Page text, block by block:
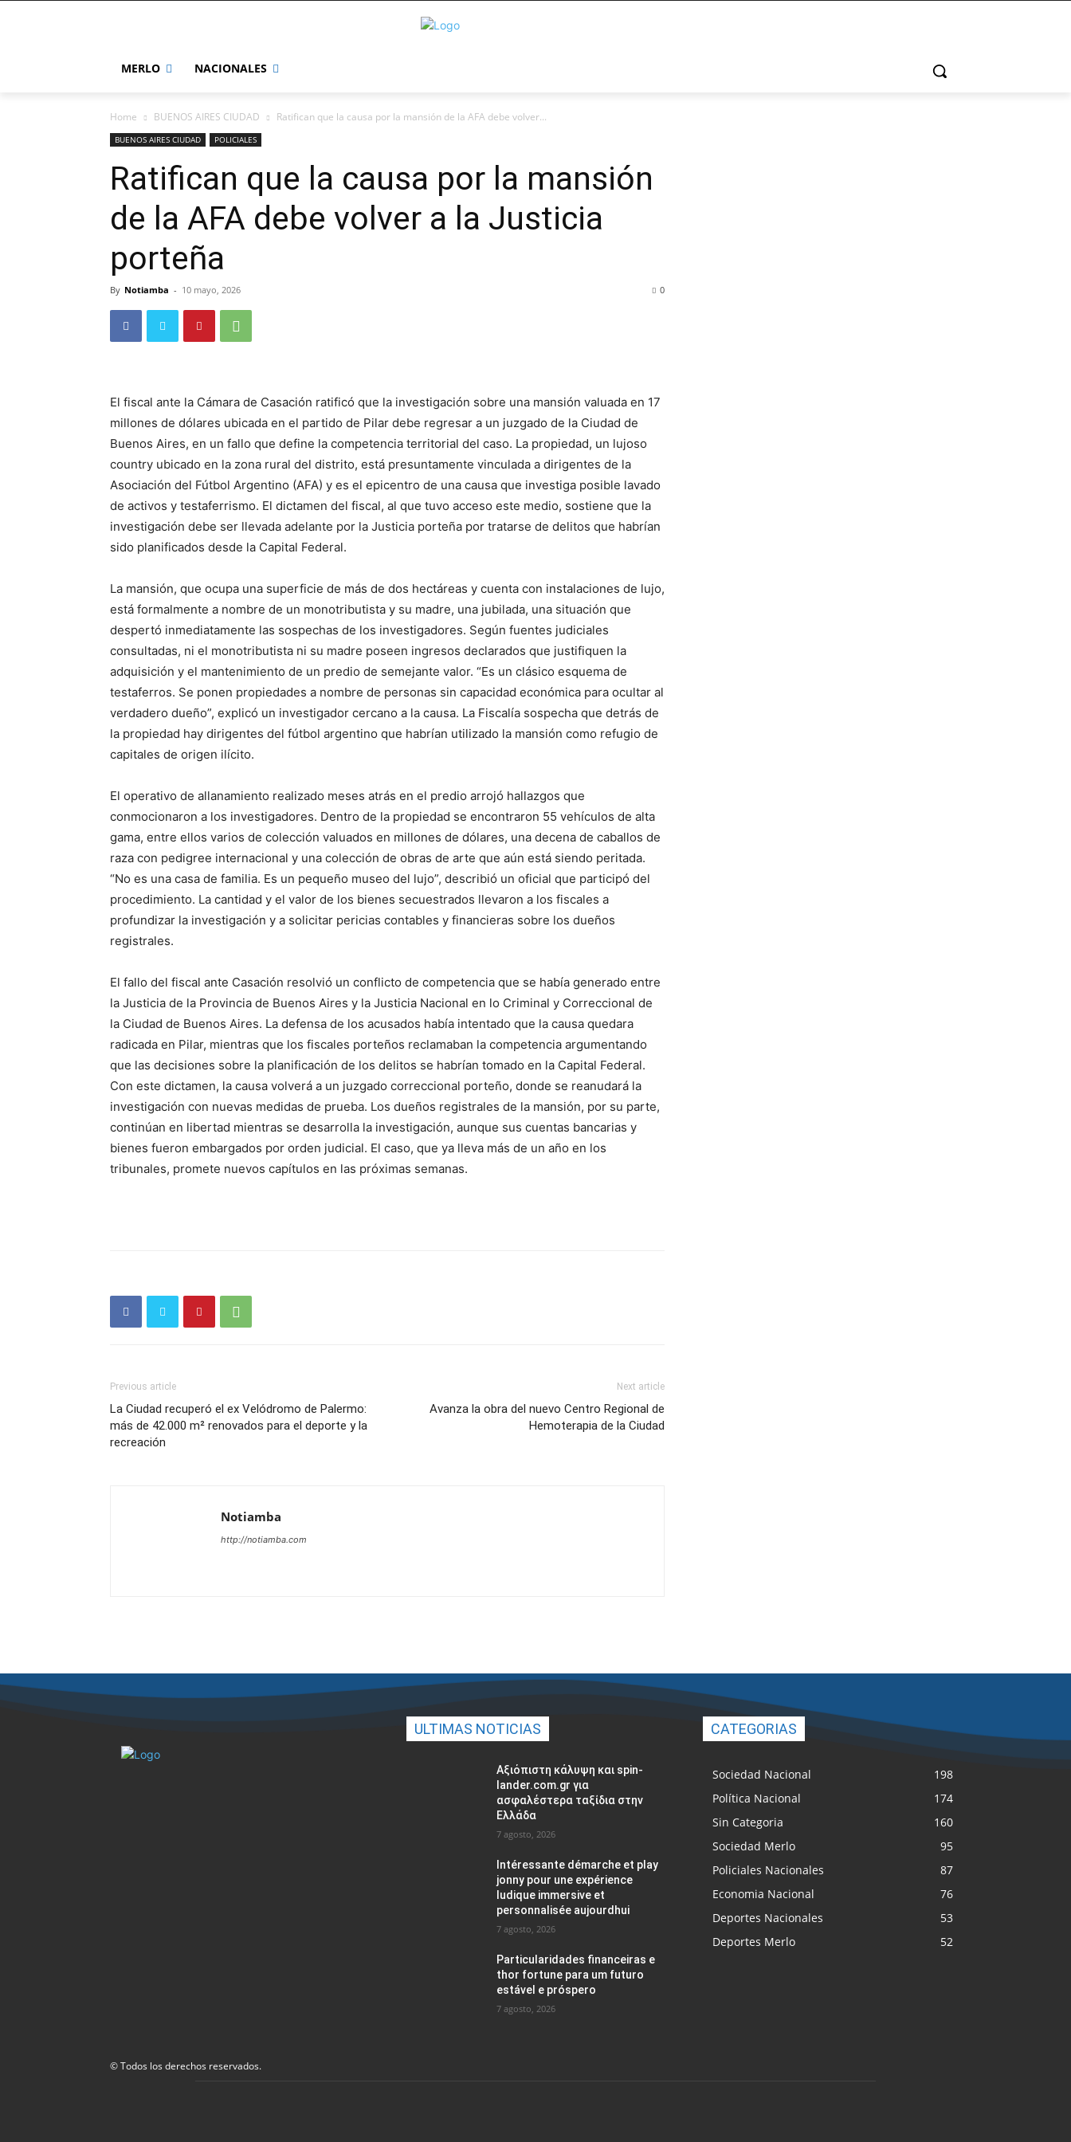
MERLO NACIONALES
Home BUENOS AIRES CIUDAD Ratifican que la causa por la mansión de la AFA debe volver...
BUENOS AIRES CIUDAD POLICIALES
Ratifican que la causa por la mansión
de la AFA debe volver a la Justicia
porteña
By Notiamba - 10 mayo, 2026 0
El fiscal ante la Cámara de Casación ratificó que la investigación sobre una mansión valuada en 17
millones de dólares ubicada en el partido de Pilar debe regresar a un juzgado de la Ciudad de
Buenos Aires, en un fallo que define la competencia territorial del caso. La propiedad, un lujoso
country ubicado en la zona rural del distrito, está presuntamente vinculada a dirigentes de la
Asociación del Fútbol Argentino (AFA) y es el epicentro de una causa que investiga posible lavado
de activos y testaferrismo. El dictamen del fiscal, al que tuvo acceso este medio, sostiene que la
investigación debe ser llevada adelante por la Justicia porteña por tratarse de delitos que habrían
sido planificados desde la Capital Federal.
La mansión, que ocupa una superficie de más de dos hectáreas y cuenta con instalaciones de lujo,
está formalmente a nombre de un monotributista y su madre, una jubilada, una situación que
despertó inmediatamente las sospechas de los investigadores. Según fuentes judiciales
consultadas, ni el monotributista ni su madre poseen ingresos declarados que justifiquen la
adquisición y el mantenimiento de un predio de semejante valor. “Es un clásico esquema de
testaferros. Se ponen propiedades a nombre de personas sin capacidad económica para ocultar al
verdadero dueño”, explicó un investigador cercano a la causa. La Fiscalía sospecha que detrás de
la propiedad hay dirigentes del fútbol argentino que habrían utilizado la mansión como refugio de
capitales de origen ilícito.
El operativo de allanamiento realizado meses atrás en el predio arrojó hallazgos que
conmocionaron a los investigadores. Dentro de la propiedad se encontraron 55 vehículos de alta
gama, entre ellos varios de colección valuados en millones de dólares, una decena de caballos de
raza con pedigree internacional y una colección de obras de arte que aún está siendo peritada.
“No es una casa de familia. Es un pequeño museo del lujo”, describió un oficial que participó del
procedimiento. La cantidad y el valor de los bienes secuestrados llevaron a los fiscales a
profundizar la investigación y a solicitar pericias contables y financieras sobre los dueños
registrales.
El fallo del fiscal ante Casación resolvió un conflicto de competencia que se había generado entre
la Justicia de la Provincia de Buenos Aires y la Justicia Nacional en lo Criminal y Correccional de
la Ciudad de Buenos Aires. La defensa de los acusados había intentado que la causa quedara
radicada en Pilar, mientras que los fiscales porteños reclamaban la competencia argumentando
que las decisiones sobre la planificación de los delitos se habrían tomado en la Capital Federal.
Con este dictamen, la causa volverá a un juzgado correccional porteño, donde se reanudará la
investigación con nuevas medidas de prueba. Los dueños registrales de la mansión, por su parte,
continúan en libertad mientras se desarrolla la investigación, aunque sus cuentas bancarias y
bienes fueron embargados por orden judicial. El caso, que ya lleva más de un año en los
tribunales, promete nuevos capítulos en las próximas semanas.
Previous article
La Ciudad recuperó el ex Velódromo de Palermo:
más de 42.000 m² renovados para el deporte y la
recreación
Next article
Avanza la obra del nuevo Centro Regional de
Hemoterapia de la Ciudad
Notiamba
http://notiamba.com
ULTIMAS NOTICIAS
Αξιόπιστη κάλυψη και spin-
lander.com.gr για
ασφαλέστερα ταξίδια στην
Ελλάδα
7 agosto, 2026
Intéressante démarche et play
jonny pour une expérience
ludique immersive et
personnalisée aujourdhui
7 agosto, 2026
Particularidades financeiras e
thor fortune para um futuro
estável e próspero
7 agosto, 2026
CATEGORIAS
Sociedad Nacional
198
Política Nacional
174
Sin Categoria
160
Sociedad Merlo
95
Policiales Nacionales
87
Economia Nacional
76
Deportes Nacionales
53
Deportes Merlo
52
© Todos los derechos reservados.